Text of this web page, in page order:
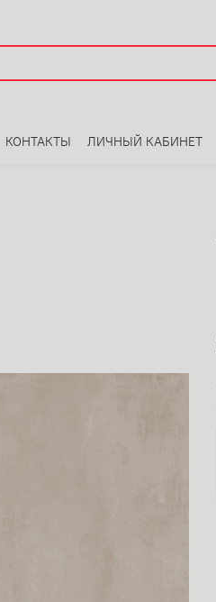
КОНТАКТЫ ЛИЧНЫЙ КАБИНЕТ